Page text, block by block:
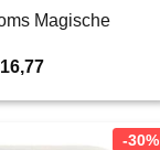
Magische
16,77Preisspanne:
bis
-30%